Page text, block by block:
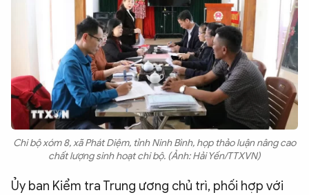
Chi bộ xóm 8, xã Phát Diệm, tỉnh Ninh Bình, họp thảo luận nâng cao
chất lượng sinh hoạt chi bộ. (Ảnh: Hải Yến/TTXVN)
Ủy ban Kiểm tra Trung ương chủ trì, phối hợp với